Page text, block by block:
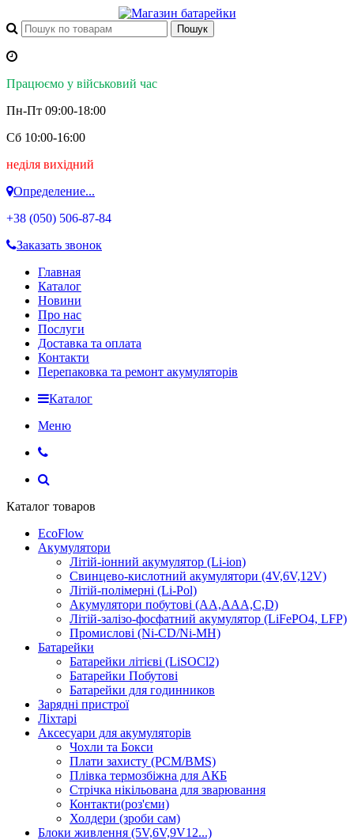
Працюємо у військовий час
Пн-Пт 09:00-18:00
Сб 10:00-16:00
неділя вихідний
Определение...
+38 (050) 506-87-84
Заказать звонок
Главная
Каталог
Новини
Про нас
Послуги
Доставка та оплата
Контакти
Перепаковка та ремонт акумуляторів
Каталог
Меню
Каталог товаров
EcoFlow
Акумулятори
Літій-іонний акумулятор (Li-ion)
Свинцево-кислотний акумулятори (4V,6V,12V)
Літій-полімерні (Li-Pol)
Акумулятори побутові (AA,AAA,C,D)
Літій-залізо-фосфатний акумулятор (LiFePO4, LFP)
Промислові (Ni-CD/Ni-MH)
Батарейки
Батарейки літієві (LiSOCl2)
Батарейки Побутові
Батарейки для годинников
Зарядні пристрої
Ліхтарі
Аксесуари для акумуляторів
Чохли та Бокси
Плати захисту (PCM/BMS)
Плівка термозбіжна для АКБ
Стрічка нікільована для зварювання
Контакти(роз'єми)
Холдери (зроби сам)
Блоки живлення (5V,6V,9V12...)